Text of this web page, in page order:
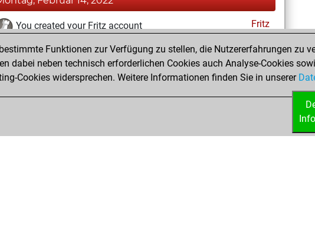
You created your Fritz account Fritz
Januar 30, 2022
You created your Studies account Studies
Funktionen zur Verfügung zu stellen, die Nutzererfahrungen zu
dabei neben technisch erforderlichen Cookies auch Analyse-Cookies
Cookies widersprechen. Weitere Informationen finden Sie in unserer